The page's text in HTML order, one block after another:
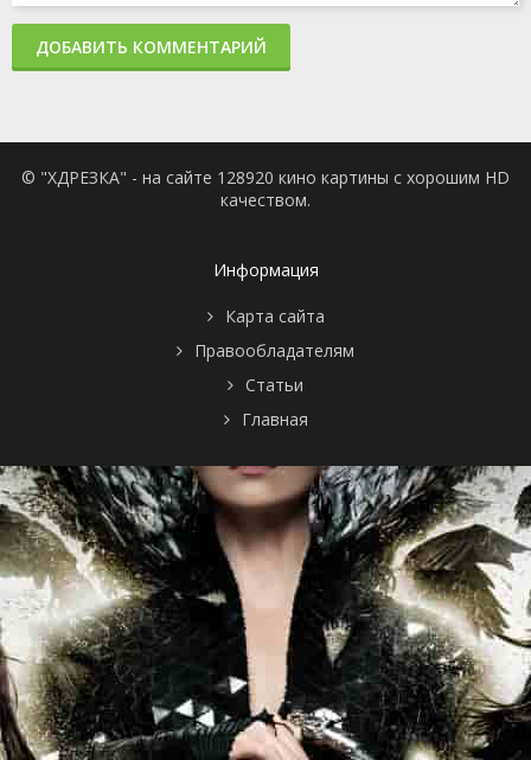
ДОБАВИТЬ КОММЕНТАРИЙ
© "ХДРЕЗКА" - на сайте 128920 кино картины с хорошим HD
качеством.
Информация
Карта сайта
Правообладателям
Статьи
Главная